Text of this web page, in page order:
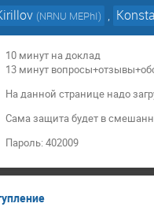
(NRNU MEPhI) ,
10 минут на доклад
13 минут
На данной странице надо
Сама защита будет в
Пароль: 402009